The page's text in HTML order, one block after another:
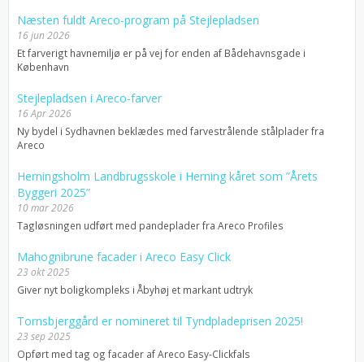
Næsten fuldt Areco-program på Stejlepladsen
16 jun 2026
Et farverigt havnemiljø er på vej for enden af Bådehavnsgade i
København
Stejlepladsen i Areco-farver
16 Apr 2026
Ny bydel i Sydhavnen beklædes med farvestrålende stålplader fra
Areco
Herningsholm Landbrugsskole i Herning kåret som ”Årets
Byggeri 2025”
10 mar 2026
Tagløsningen udført med pandeplader fra Areco Profiles
Mahognibrune facader i Areco Easy Click
23 okt 2025
Giver nyt boligkompleks i Åbyhøj et markant udtryk
Tornsbjerggård er nomineret til Tyndpladeprisen 2025!
23 sep 2025
Opført med tag og facader af Areco Easy-Clickfals